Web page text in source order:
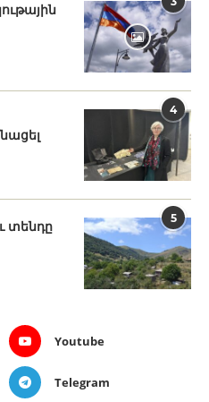
4
5
տենդը
Youtube
Telegram